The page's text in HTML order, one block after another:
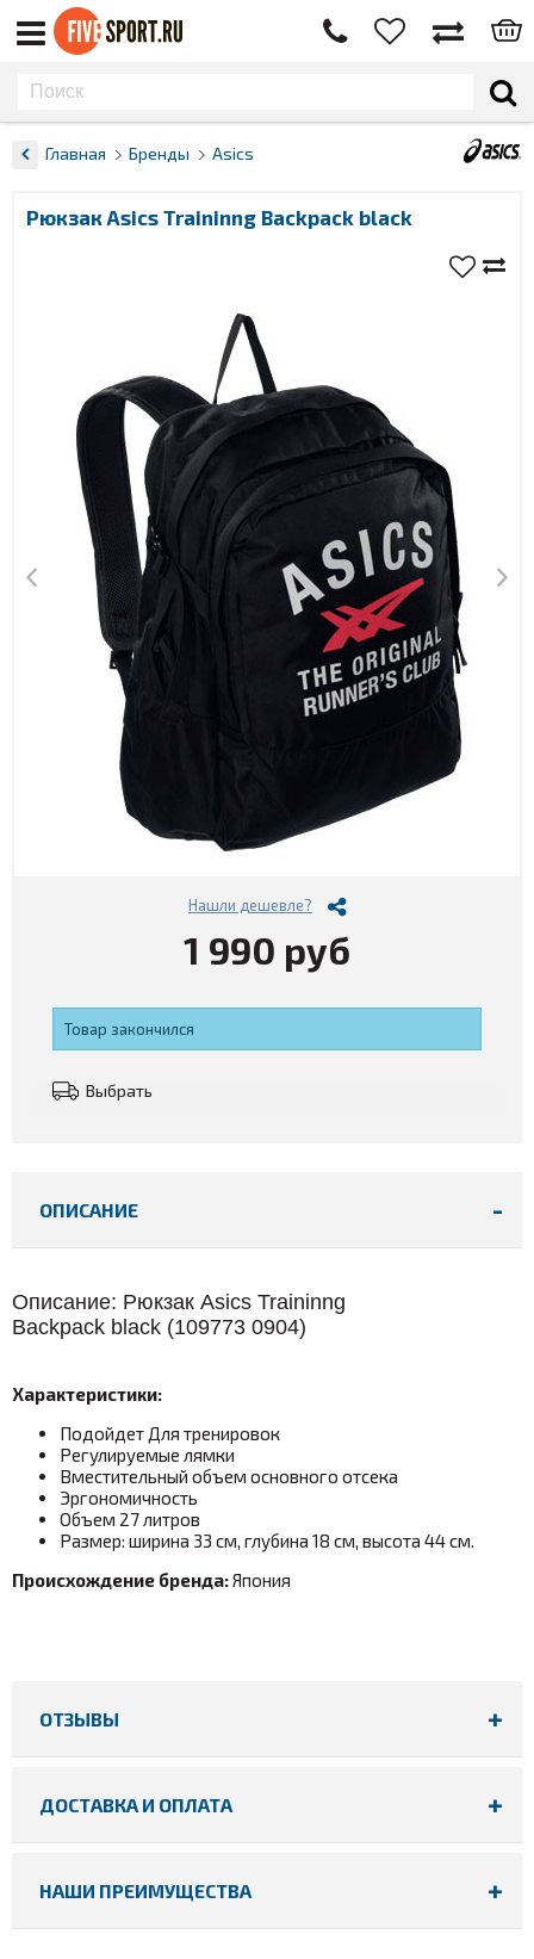
Главная Бренды Asics
Рюкзак Asics Traininng Backpack black
Нашли дешевле?
1 990 руб
Товар закончился
Выбрать
ОПИСАНИЕ
Описание: Рюкзак Asics Traininng
Backpack black (109773 0904)
Характеристики:
Подойдет Для тренировок
Регулируемые лямки
Вместительный объем основного отсека
Эргономичность
Объем 27 литров
Размер: ширина 33 см, глубина 18 см, высота 44 см.
Происхождение бренда:Япония
ОТЗЫВЫ
ДОСТАВКА И ОПЛАТА
НАШИ ПРЕИМУЩЕСТВА